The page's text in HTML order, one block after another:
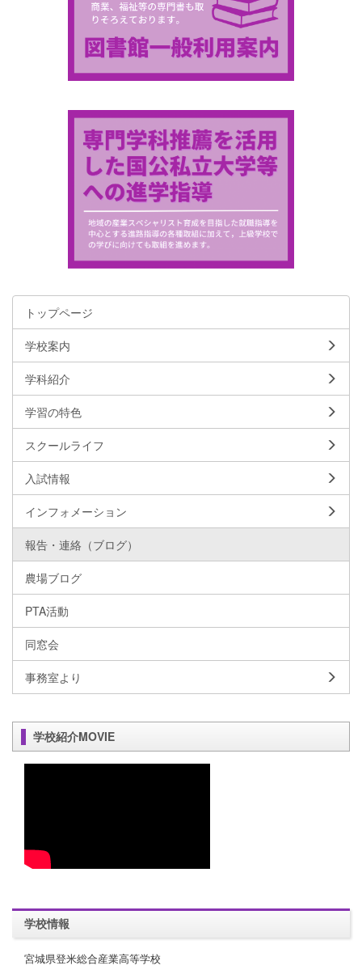
トップページ
学校案内
学科紹介
学習の特色
スクールライフ
入試情報
インフォメーション
報告・連絡（ブログ）
農場ブログ
PTA活動
同窓会
事務室より
学校紹介MOVIE
学校情報
宮城県登米総合産業高等学校